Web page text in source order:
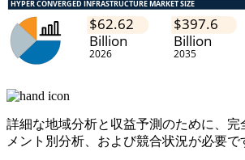
詳細な地域分析と収益予測のために、 完
メント別分析、および競合状況が必要で